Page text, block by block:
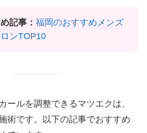
記事：福岡のおすすめメンズ
ンTOP10
ールを調整できるマツエクは、
術です。以下の記事でおすすめ